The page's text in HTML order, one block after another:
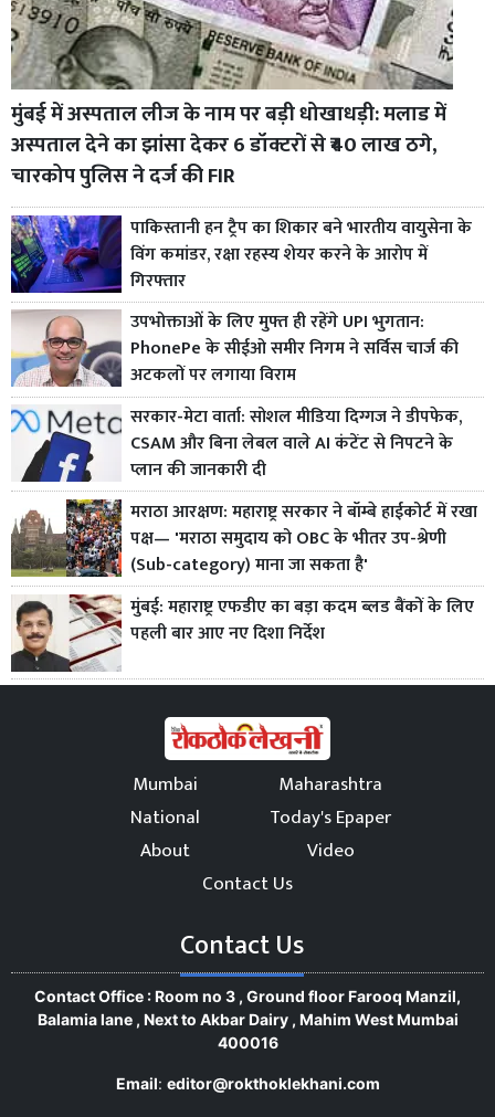
मुंबई में अस्पताल लीज के नाम पर बड़ी धोखाधड़ी: मलाड में
अस्पताल देने का झांसा देकर 6 डॉक्टरों से ₹40 लाख ठगे,
चारकोप पुलिस ने दर्ज की FIR
पाकिस्तानी हन ट्रैप का शिकार बने भारतीय वायुसेना के
विंग कमांडर, रक्षा रहस्य शेयर करने के आरोप में
गिरफ्तार
उपभोक्ताओं के लिए मुफ्त ही रहेंगे UPI भुगतान:
PhonePe के सीईओ समीर निगम ने सर्विस चार्ज की
अटकलों पर लगाया विराम
सरकार-मेटा वार्ता: सोशल मीडिया दिग्गज ने डीपफेक,
CSAM और बिना लेबल वाले AI कंटेंट से निपटने के
प्लान की जानकारी दी
मराठा आरक्षण: महाराष्ट्र सरकार ने बॉम्बे हाईकोर्ट में रखा
पक्ष— 'मराठा समुदाय को OBC के भीतर उप-श्रेणी
(Sub-category) माना जा सकता है'
मुंबई: महाराष्ट्र एफडीए का बड़ा कदम ब्लड बैंकों के लिए
पहली बार आए नए दिशा निर्देश
Mumbai
Maharashtra
National
Today's Epaper
About
Video
Contact Us
Contact Us
Contact Office : Room no 3 , Ground floor Farooq Manzil,
Balamia lane , Next to Akbar Dairy , Mahim West Mumbai
400016
Email: editor@rokthoklekhani.com